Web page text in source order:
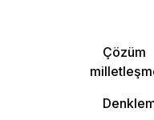
Çözüm